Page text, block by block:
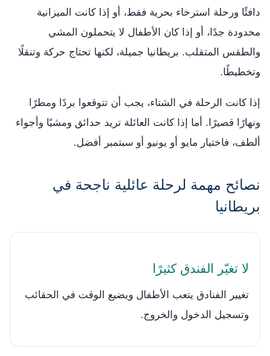
دافئًا ورحلة استرخاء بحرية فقط، أو إذا كانت الميزانية
محدودة جدًا، أو إذا كان الأطفال لا يتحملون المشي
والطقس المتقلب. بريطانيا جميلة، لكنها تحتاج حركة وتنقلًا
وتخطيطًا.
إذا كانت الرحلة في الشتاء، يجب أن تتوقعوا بردًا ومطرًا
ونهارًا قصيرًا. أما إذا كانت العائلة تريد حدائق ومشيًا وأجواء
ألطف، فاختيار مايو أو يونيو أو سبتمبر أفضل.
نصائح مهمة لرحلة عائلية ناجحة في
بريطانيا
لا تغيّر الفندق كثيرًا
تغيير الفنادق يتعب الأطفال ويضيع الوقت في الحقائب
وتسجيل الدخول والخروج.